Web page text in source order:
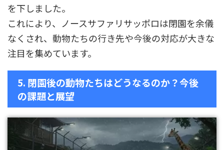
を下しました。
これにより、ノースサファリサッポロは閉園を余儀
なくされ、動物たちの行き先や今後の対応が大きな
注目を集めています。
5. 閉園後の動物たちはどうなるのか？今後
の課題と展望